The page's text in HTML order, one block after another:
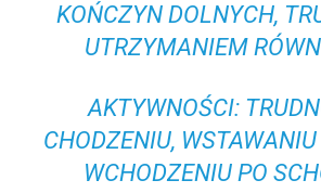
KOŃCZYN DOLNYCH,
UTRZYMANIEM
AKTYWNOŚCI:
CHODZENIU,
WCHODZENIU PO